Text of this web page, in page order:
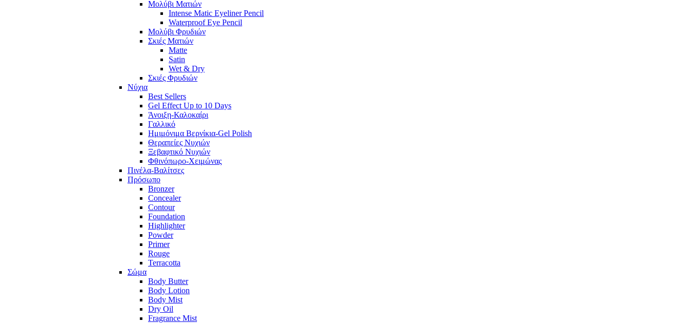
Μολύβι Ματιών
Intense Matic Eyeliner Pencil
Waterproof Eye Pencil
Μολύβι Φρυδιών
Σκιές Ματιών
Matte
Satin
Wet & Dry
Σκιές Φρυδιών
Νύχια
Best Sellers
Gel Effect Up to 10 Days
Άνοιξη-Καλοκαίρι
Γαλλικό
Ημιμόνιμα Βερνίκια-Gel Polish
Θεραπείες Νυχιών
Ξεβαφτικό Νυχιών
Φθινόπωρο-Χειμώνας
Πινέλα-Βαλίτσες
Πρόσωπο
Bronzer
Concealer
Contour
Foundation
Highlighter
Powder
Primer
Rouge
Terracotta
Σώμα
Body Butter
Body Lotion
Body Mist
Dry Oil
Fragrance Mist